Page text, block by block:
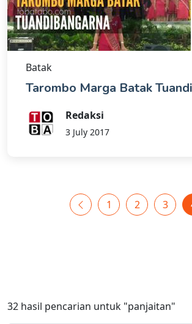
Batak
Tarombo Marga Batak
Redaksi
3 July 2017
1 2 3
32 hasil pencarian untuk "panjaitan"